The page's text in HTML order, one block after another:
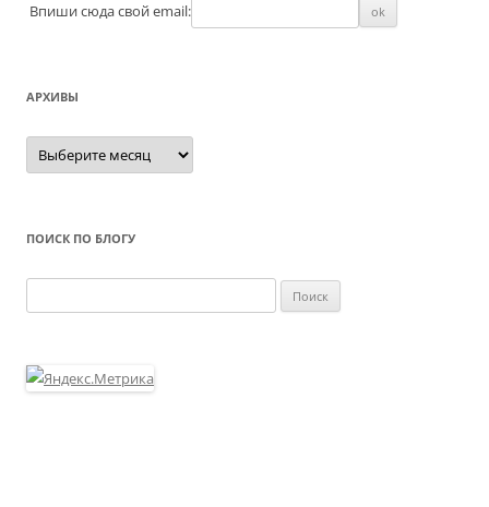
Впиши сюда свой email:
АРХИВЫ
Архивы
ПОИСК ПО БЛОГУ